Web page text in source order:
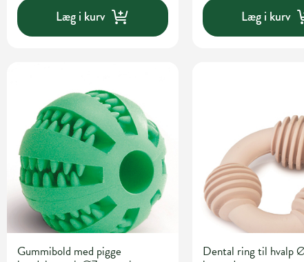
Læg i kurv Læg i kurv
Gummibold med pigge
Dental ring til hvalp